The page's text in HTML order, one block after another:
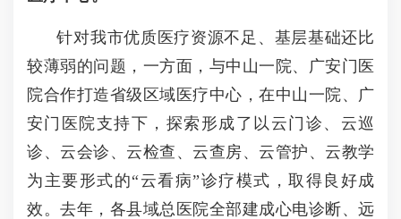
针对我市优质医疗资源不足、基层基础还比
较薄弱的问题，一方面，与中山一院、广安门医
院合作打造省级区域医疗中心，在中山一院、广
安门医院支持下，探索形成了以云门诊、云巡
诊、云会诊、云检查、云查房、云管护、云教学
为主要形式的“云看病”诊疗模式，取得良好成
效。去年，各县域总医院全部建成心电诊断、远